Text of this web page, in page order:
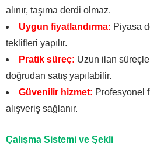
alınır, taşıma derdi olmaz.
Uygun fiyatlandırma: Piyasa
teklifleri yapılır.
Pratik süreç: Uzun ilan
doğrudan satış yapılabilir.
Güvenilir hizmet: Profesyonel
alışveriş sağlanır.
Çalışma Sistemi ve Şekli